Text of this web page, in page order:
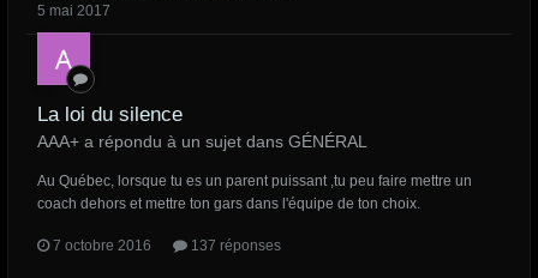
5 mai 2017
La loi du silence
AAA+ a répondu à un sujet dans GÉNÉRAL
Au Québec, lorsque tu es un parent puissant ,tu peu faire mettre un
coach dehors et mettre ton gars dans l'équipe de ton choix.
7 octobre 2016 137 réponses